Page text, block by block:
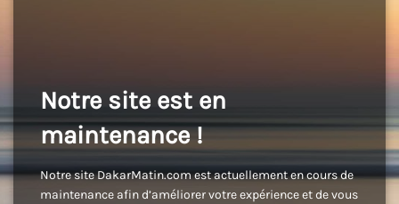
Notre site est en
maintenance !
Notre site DakarMatin.com est actuellement en cours de
maintenance afin d’améliorer votre expérience et de vous